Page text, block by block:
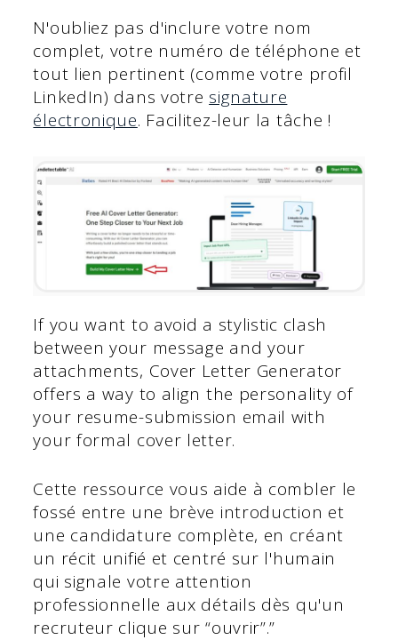
N'oubliez pas d'inclure votre nom
complet, votre numéro de téléphone et
tout lien pertinent (comme votre profil
LinkedIn) dans votre signature
électronique. Facilitez-leur la tâche !
If you want to avoid a stylistic clash
between your message and your
attachments, Cover Letter Generator
offers a way to align the personality of
your resume-submission email with
your formal cover letter.
Cette ressource vous aide à combler le
fossé entre une brève introduction et
une candidature complète, en créant
un récit unifié et centré sur l'humain
qui signale votre attention
professionnelle aux détails dès qu'un
recruteur clique sur “ouvrir”.”